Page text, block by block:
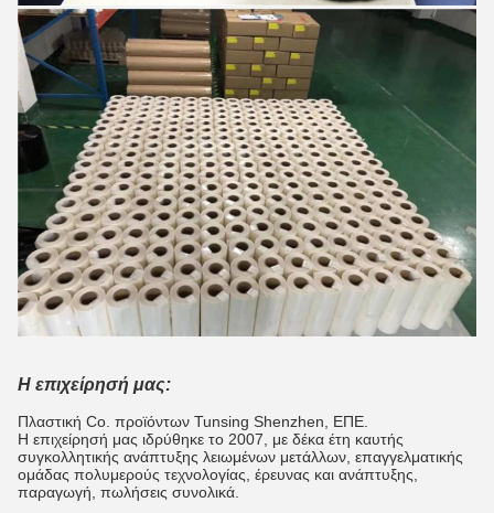
Η επιχείρησή μας:
Πλαστική Co. προϊόντων Tunsing Shenzhen, ΕΠΕ.
Η επιχείρησή μας ιδρύθηκε το 2007, με δέκα έτη καυτής
συγκολλητικής ανάπτυξης λειωμένων μετάλλων, επαγγελματικής
ομάδας πολυμερούς τεχνολογίας, έρευνας και ανάπτυξης,
παραγωγή, πωλήσεις συνολικά.